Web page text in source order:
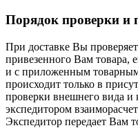
Порядок проверки и
При доставке Вы
привезенного Вам товара,
и с приложенным
происходит только в
проверки внешнего вида и
экспедитором
Экспедитор передает Вам